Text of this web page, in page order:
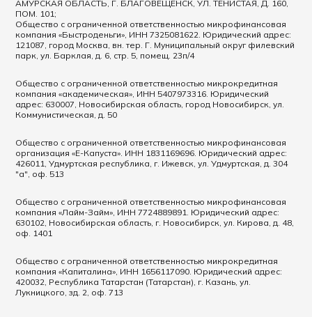
АМУРСКАЯ ОБЛАСТЬ, Г. БЛАГОВЕЩЕНСК, УЛ. ТЕНИСТАЯ, Д. 160,
ПОМ. 101;
Общество с ограниченной ответственностью микрофинансовая
компания «Быстроденьги», ИНН 7325081622. Юридический адрес:
121087, город Москва, вн. тер. Г. Муниципальный округ филевский
парк, ул. Барклая, д. 6, стр. 5, помещ. 23п/4
Общество с ограниченной ответственностью микрокредитная
компания «академическая», ИНН 5407973316. Юридический
адрес: 630007, Новосибирская область, город Новосибирск, ул.
Коммунистическая, д. 50
Общество с ограниченной ответственностью микрофинансовая
организация «Е-Капуста». ИНН 1831169696. Юридический адрес:
426011, Удмуртская республика, г. Ижевск, ул. Удмуртская, д. 304
"а", оф. 513
Общество с ограниченной ответственностью микрофинансовая
компания «Лайм-Займ», ИНН 7724889891. Юридический адрес:
630102, Новосибирская область, г. Новосибирск, ул. Кирова, д. 48,
оф. 1401
Общество с ограниченной ответственностью микрокредитная
компания «Капиталина», ИНН 1656117090. Юридический адрес:
420032, Республика Татарстан (Татарстан), г. Казань, ул.
Лукницкого, зд. 2, оф. 713